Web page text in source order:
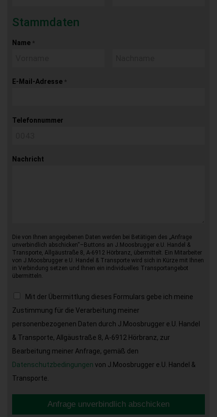
Stammdaten
Name *
E-Mail-Adresse *
Telefonnummer
Nachricht
Die von Ihnen angegebenen Daten werden bei Betätigen des „Anfrage
unverbindlich abschicken“–Buttons an J.Moosbrugger e.U. Handel &
Transporte, Allgäustraße 8, A-6912 Hörbranz, übermittelt. Ein Mitarbeiter
von J.Moosbrugger e.U. Handel & Transporte wird sich in Kürze mit Ihnen
in Verbindung setzen und Ihnen ein individuelles Transportangebot
übermitteln.
Mit der Übermittlung dieses Formulars gebe ich meine
Zustimmung für die Verarbeitung meiner
personenbezogenen Daten durch J.Moosbrugger e.U. Handel
& Transporte, Allgäustraße 8, A-6912 Hörbranz, zur
Bearbeitung meiner Anfrage, gemäß den
Datenschutzbedingungen von J.Moosbrugger e.U. Handel &
Transporte.
Anfrage unverbindlich abschicken